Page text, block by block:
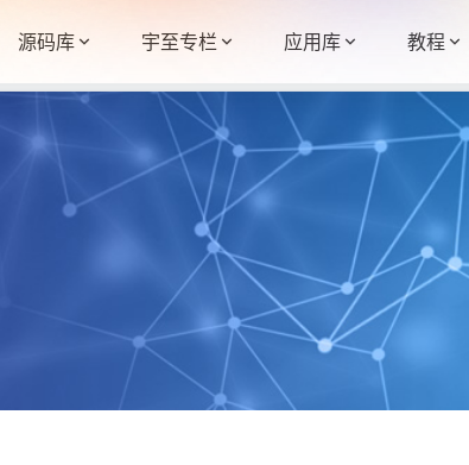
源码库 宇至专栏 应用库 教程